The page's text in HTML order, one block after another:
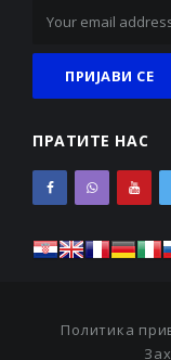
ПРАТИТЕ НАС
Политика